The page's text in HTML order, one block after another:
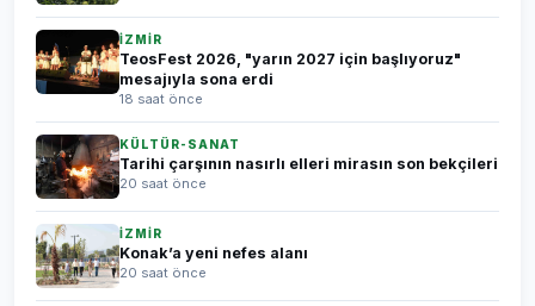
İZMİR
TeosFest 2026, "yarın 2027 için başlıyoruz"
mesajıyla sona erdi
18 saat önce
KÜLTÜR-SANAT
Tarihi çarşının nasırlı elleri mirasın son bekçileri
20 saat önce
İZMİR
Konak’a yeni nefes alanı
20 saat önce